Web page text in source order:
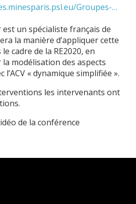
https://www.ces.minesparis.psl.eu/Groupes-de-recherche/ETB/
un spécialiste français de
la manière d’appliquer cette
cadre de la RE2020, en
modélisation des aspects
l’ACV « dynamique simplifiée ».
les intervenants ont
de la conférence